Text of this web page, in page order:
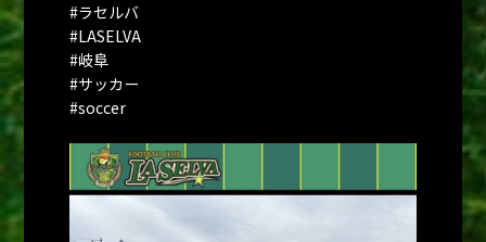
#ラセルバ
#LASELVA
#岐阜
#サッカー
#soccer